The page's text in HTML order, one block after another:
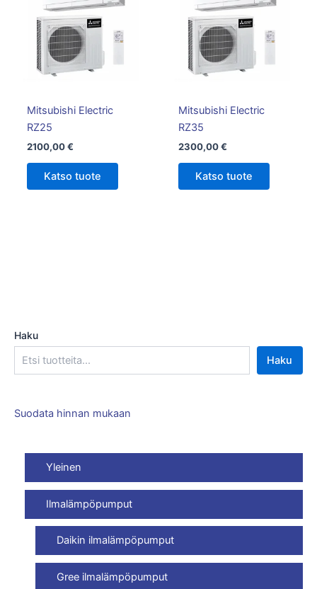
Haku
Haku
Suodata hinnan mukaan
Yleinen
Ilmalämpöpumput
Daikin ilmalämpöpumput
Gree ilmalämpöpumput
Mitsubishi Electric
RZ25
2100,00€
Katso tuote
Mitsubishi Electric
RZ35
2300,00€
Katso tuote